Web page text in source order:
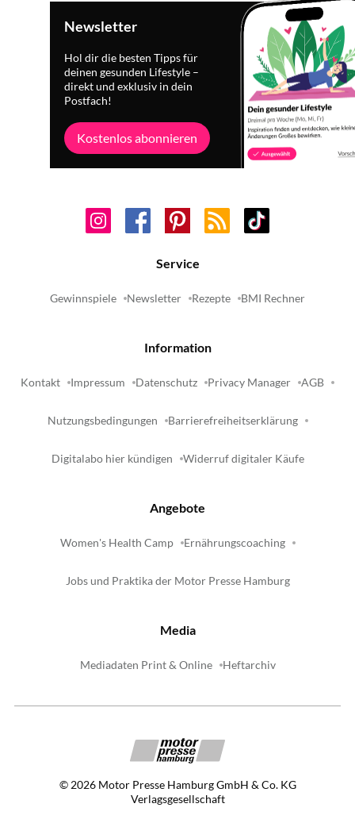
Newsletter
Hol dir die besten Tipps für
deinen gesunden Lifestyle –
direkt und exklusiv in dein
Postfach!
Kostenlos abonnieren
Service
Gewinnspiele Newsletter Rezepte BMI Rechner
Information
Kontakt Impressum Datenschutz Privacy Manager AGB
Nutzungsbedingungen Barrierefreiheitserklärung
Digitalabo hier kündigen Widerruf digitaler Käufe
Angebote
Women's Health Camp Ernährungscoaching
Jobs und Praktika der Motor Presse Hamburg
Media
Mediadaten Print & Online Heftarchiv
© 2026 Motor Presse Hamburg GmbH & Co. KG
Verlagsgesellschaft